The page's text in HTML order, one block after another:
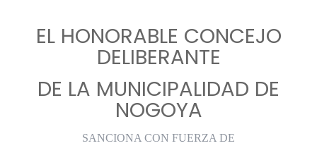
EL HONORABLE CONCEJO
DELIBERANTE
DE LA MUNICIPALIDAD DE
NOGOYA
SANCIONA CON FUERZA DE